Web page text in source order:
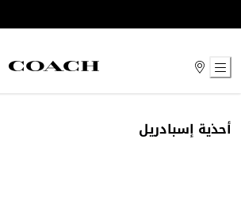
to
أحذية إسبادريل